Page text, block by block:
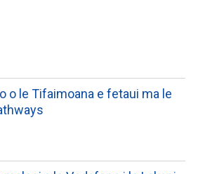
o le Tifaimoana e fetaui ma le